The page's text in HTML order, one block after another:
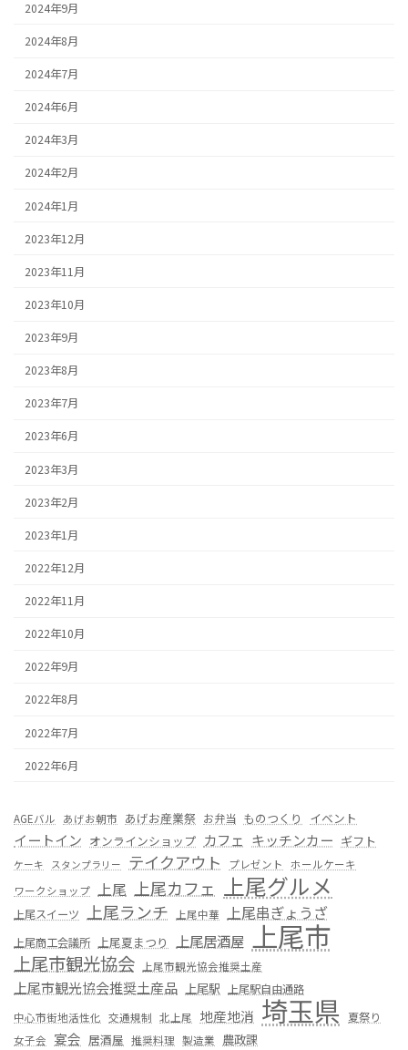
2024年9月
2024年8月
2024年7月
2024年6月
2024年3月
2024年2月
2024年1月
2023年12月
2023年11月
2023年10月
2023年9月
2023年8月
2023年7月
2023年6月
2023年3月
2023年2月
2023年1月
2022年12月
2022年11月
2022年10月
2022年9月
2022年8月
2022年7月
2022年6月
AGEバル あげお朝市 あげお産業祭 お弁当 ものつくり イベント
イートイン オンラインショップ カフェ キッチンカー ギフト
ケーキ スタンプラリー テイクアウト プレゼント
ホールケーキ
ワークショップ 上尾 上尾カフェ 上尾グルメ
上尾スイーツ 上尾ランチ 上尾中華 上尾串ぎょうざ
上尾商工会議所 上尾夏まつり 上尾居酒屋 上尾市
上尾市観光協会 上尾市観光協会推奨土産
上尾市観光協会推奨土産品 上尾駅 上尾駅自由通路
中心市街地活性化 交通規制 北上尾 地産地消 埼玉県 夏祭り
女子会 宴会 居酒屋 推奨料理 製造業 農政課